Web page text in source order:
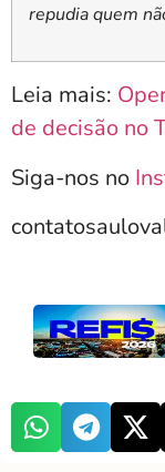
repudia quem
Leia mais:
de decisão no
Siga-nos no